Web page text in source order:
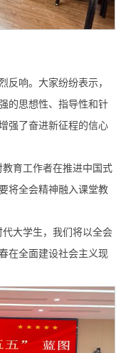
反响。大家纷纷表示，
的思想性、指导性和针
强了奋进新征程的信心
育工作者在推进中国式
将全会精神融入课堂教
大学生，我们将以全会
在全面建设社会主义现